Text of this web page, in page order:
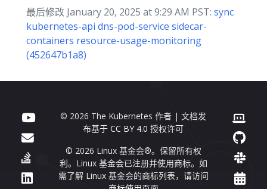
最后修改 January 20, 2025 at 9:29 AM PST: sync
kubernetes-api dns-pod-service sidecar-
containers resource-usage-monitoring
(452647b1a8)
© 2026 The Kubernetes 作者 | 文档发
布基于CC BY 4.0 授权许可
© 2026 Linux 基金会®。保留所有权
利。Linux 基金会已注册并使用商标。如
需了解 Linux 基金会的商标列表，请访问